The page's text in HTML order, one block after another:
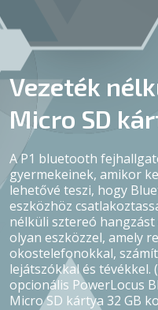
Vezeték
Micro SD
A P1 bluetooth
gyermekeinek, amikor
lehetővé teszi, hogy
eszközhöz
nélküli sztereó hangzást
olyan eszközzel, amely
okostelefonokkal,
lejátszókkal és tévékkel.
opcionális PowerLocus
Micro SD kártya 32 GB